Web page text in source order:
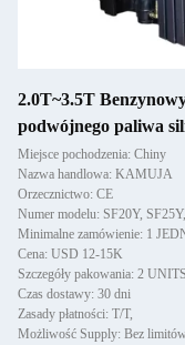
2.0T~3.5T
podwójnego paliwa
Miejsce pochodzenia: Chiny
Nazwa handlowa: KAMUJA
Orzecznictwo: CE
Numer modelu: SF20Y,
Minimalne zamówienie: 1
Cena: USD 12-15K
Szczegóły pakowania: 2
Czas dostawy: 30 dni
Zasady płatności: T/T,
Możliwość Supply: Bez